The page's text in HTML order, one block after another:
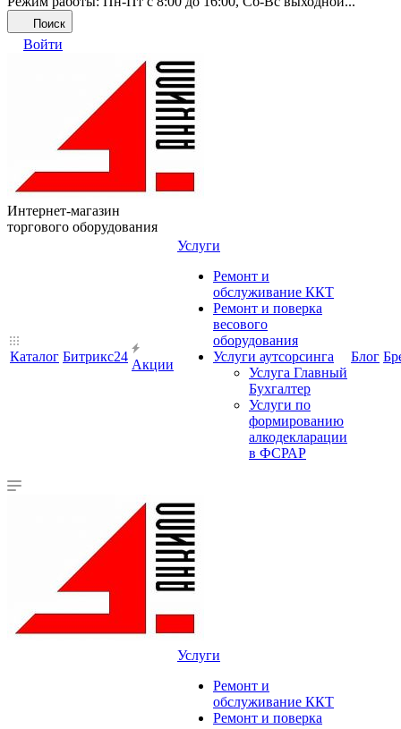
Поиск
Войти
Интернет-магазин
торгового оборудования
Каталог Битрикс24
Акции
Услуги
Ремонт и
обслуживание ККТ
Ремонт и поверка
весового
оборудования
Услуги аутсорсинга
Услуга Главный
Бухгалтер
Услуги по
формированию
алкодекларации
в ФСРАР
Блог
Услуги
Ремонт и
обслуживание ККТ
Ремонт и поверка